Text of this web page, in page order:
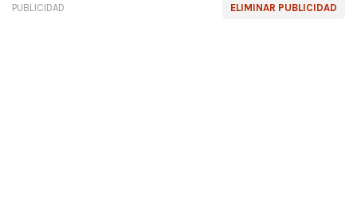
ELIMINAR PUBLICIDAD
PUBLICIDAD